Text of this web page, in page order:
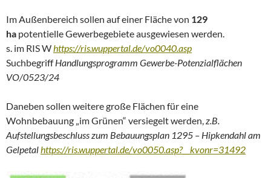
Im Außenbereich sollen auf einer Fläche von 129
ha potentielle Gewerbegebiete ausgewiesen werden.
s. im RIS Whttps://ris.wuppertal.de/vo0040.asp
SuchbegriffHandlungsprogramm Gewerbe-Potenzialflächen
VO/0523/24
Daneben sollen weitere große Flächen für eine
Wohnbebauung „im Grünen“ versiegelt werden,z.B.
Aufstellungsbeschluss zum Bebauungsplan 1295 – Hipkendahl am
Gelpetalhttps://ris.wuppertal.de/vo0050.asp?__kvonr=31492